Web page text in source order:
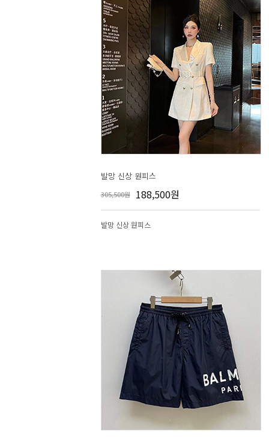
발망 신상 원피스
305,500원 188,500원
발망 신상 원피스